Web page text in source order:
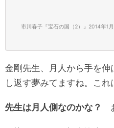
市川春子『宝石の国（2）』2014年1
金剛先生、月人から手を
し返す夢みてますね。こ
先生は月人側なのかな？